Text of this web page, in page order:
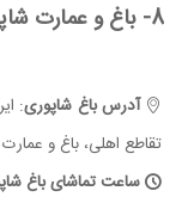
8- باغ و عمارت شاپوری (ویژه صبح‌ها)
آدرس باغ شاپوری:
تقاطع اهلی، باغ و
ساعت تماشای باغ